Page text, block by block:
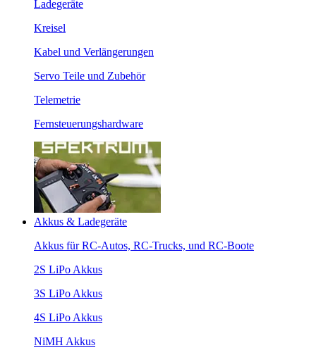
Ladegeräte
Kreisel
Kabel und Verlängerungen
Servo Teile und Zubehör
Telemetrie
Fernsteuerungshardware
Akkus & Ladegeräte
Akkus für RC-Autos, RC-Trucks, und RC-Boote
2S LiPo Akkus
3S LiPo Akkus
4S LiPo Akkus
NiMH Akkus